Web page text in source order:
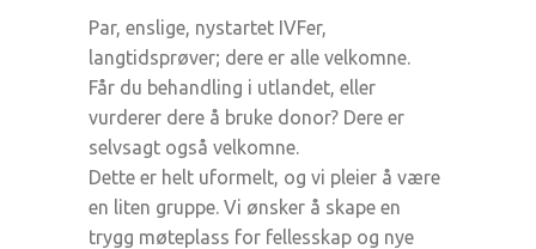
Par, enslige, nystartet IVFer,
langtidsprøver; dere er alle velkomne.
Får du behandling i utlandet, eller
vurderer dere å bruke donor? Dere er
selvsagt også velkomne.
Dette er helt uformelt, og vi pleier å være
en liten gruppe. Vi ønsker å skape en
trygg møteplass for fellesskap og nye